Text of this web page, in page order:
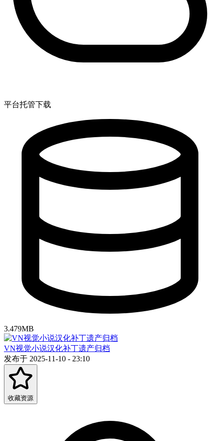
平台托管下载
3.479MB
VN视觉小说汉化补丁遗产归档
发布于 2025-11-10 - 23:10
收藏资源